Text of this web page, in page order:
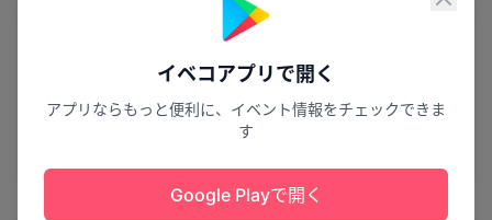
イベコアプリで開く
アプリならもっと便利に、イベント情報をチェックできま
す
Google Playで開く
温泉で楽しい大騒ぎ
あわら温泉 あわら湯かけまつり